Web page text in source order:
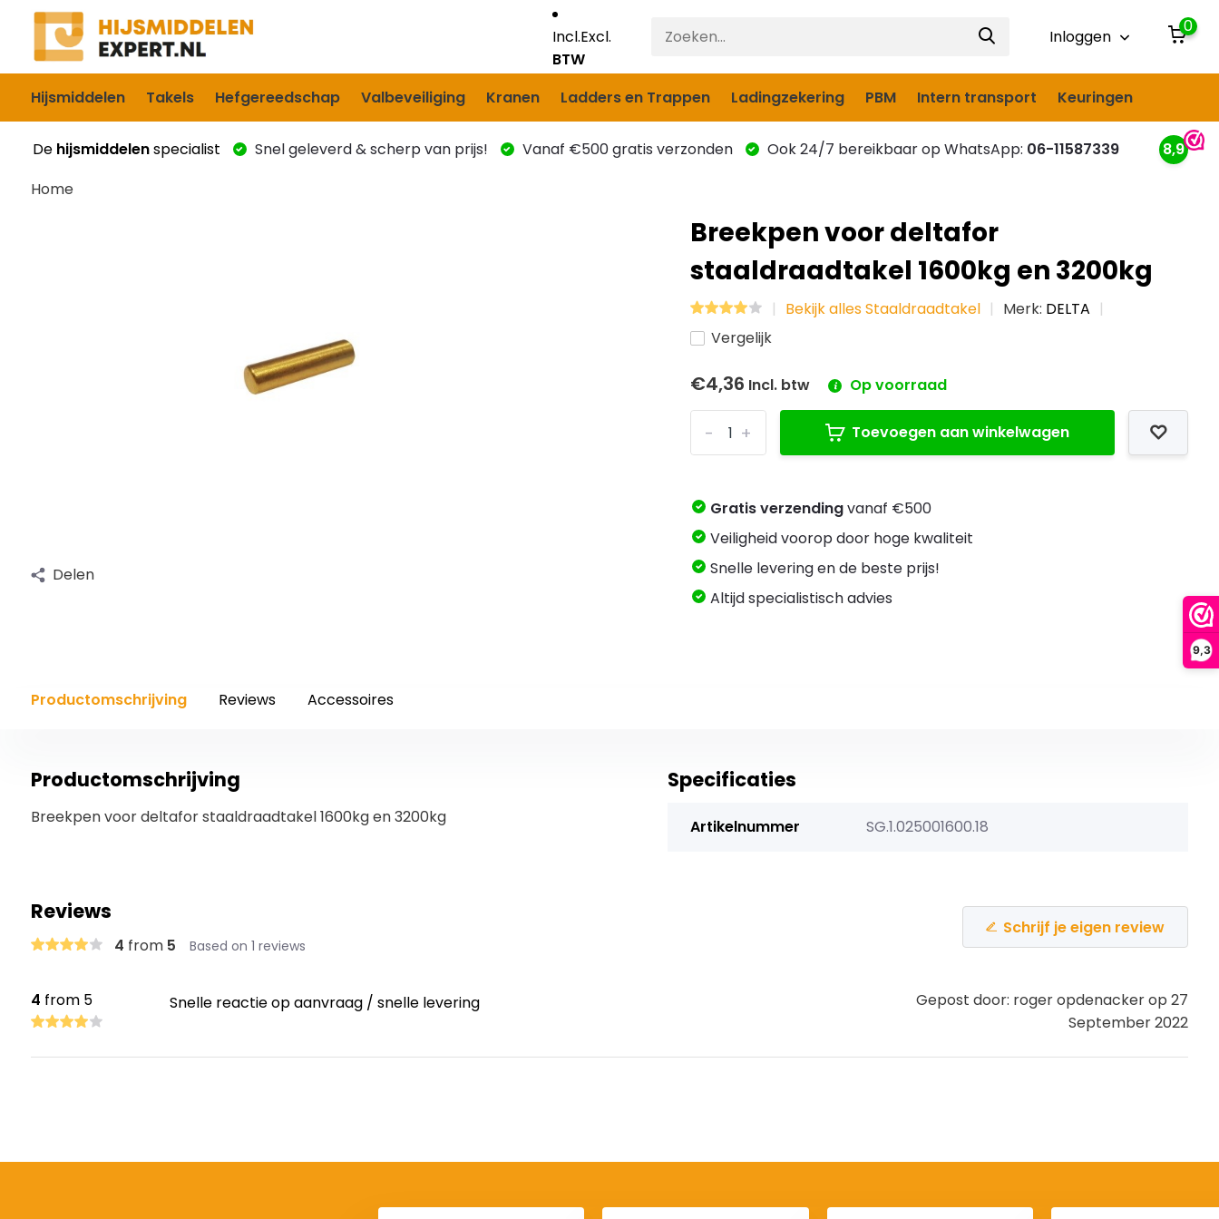
9,3
Incl.Excl.
BTW
Inloggen
0
Hijsmiddelen Takels Hefgereedschap Valbeveiliging Kranen Ladders en Trappen Ladingzekering PBM Intern transport Keuringen
De hijsmiddelenspecialist Snel geleverd & scherp van prijs! Vanaf €500 gratis verzonden Ook 24/7 bereikbaar op WhatsApp: 06-11587339
8,9
Home
Delen
Breekpen voor deltafor
staaldraadtakel 1600kg en 3200kg
Bekijk alles Staaldraadtakel Merk: DELTA
Vergelijk
€4,36 Incl. btw Op voorraad
+
- Toevoegen aan winkelwagen
Gratis verzendingvanaf €500
Veiligheid voorop door hoge kwaliteit
Snelle levering en de beste prijs!
Altijd specialistisch advies
Productomschrijving Reviews Accessoires
Productomschrijving
Breekpen voor deltafor staaldraadtakel 1600kg en 3200kg
Specificaties
Artikelnummer SG.1.025001600.18
Reviews
4 from 5 Based on 1 reviews
Schrijf je eigen review
4 from 5 Snelle reactie op aanvraag / snelle levering
Gepost door: roger opdenacker op 27
September 2022